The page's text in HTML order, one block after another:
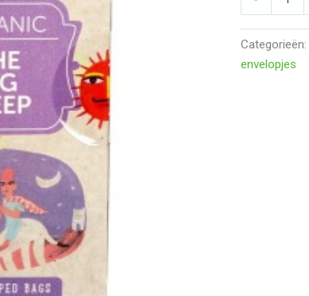
aantal
Categorieën:
envelopjes